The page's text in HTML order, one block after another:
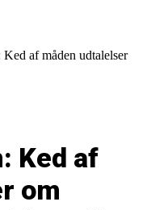
af måden udtalelser
Ked af
om